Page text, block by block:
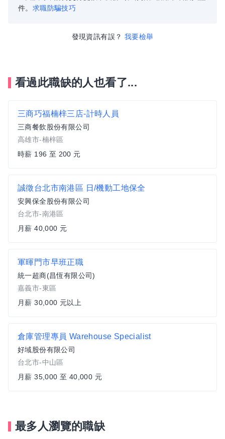
件。 求職防騙技巧
發現資訊有誤？ 我要檢舉
看過此職缺的人也看了...
三商巧福楠梓三店-計時人員
三商餐飲股份有限公司
高雄市-楠梓區
時薪 196 至 200 元
誠徵台北市南港區 日/機動工地保全
安興保全股份有限公司
台北市-南港區
月薪 40,000 元
軍暉門市早班正職
統一超商(昌恆有限公司)
嘉義市-東區
月薪 30,000 元以上
倉庫管理專員 Warehouse Specialist
好域股份有限公司
台北市-中山區
月薪 35,000 至 40,000 元
最多人瀏覽的職缺